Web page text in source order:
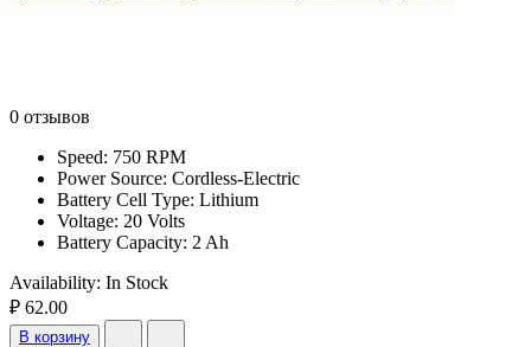
0 отзывов
Speed: 750 RPM
Power Source: Cordless-Electric
Battery Cell Type: Lithium
Voltage: 20 Volts
Battery Capacity: 2 Ah
Availability: In Stock
₽ 62.00
В корзину